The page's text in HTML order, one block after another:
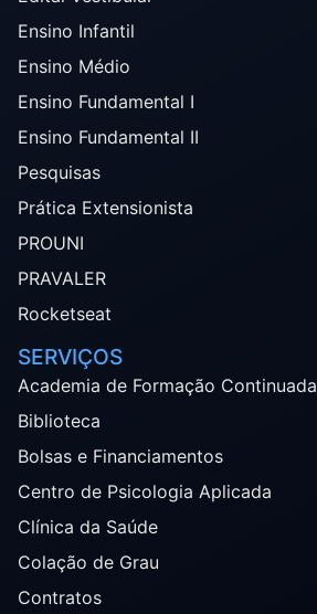
Ensino Infantil
Ensino Médio
Ensino Fundamental I
Ensino Fundamental II
Pesquisas
Prática Extensionista
PROUNI
PRAVALER
Rocketseat
SERVIÇOS
Academia de Formação Continuada
Biblioteca
Bolsas e Financiamentos
Centro de Psicologia Aplicada
Clínica da Saúde
Colação de Grau
Contratos